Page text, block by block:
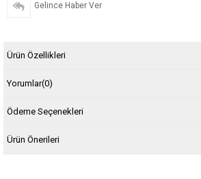
Gelince Haber Ver
Ürün Özellikleri
Yorumlar(0)
Ödeme Seçenekleri
Ürün Önerileri